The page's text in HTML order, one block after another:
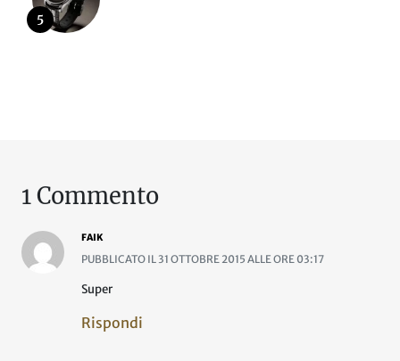
5
1 Commento
FAIK
PUBBLICATO IL 31 OTTOBRE 2015 ALLE ORE 03:17
Super
Rispondi